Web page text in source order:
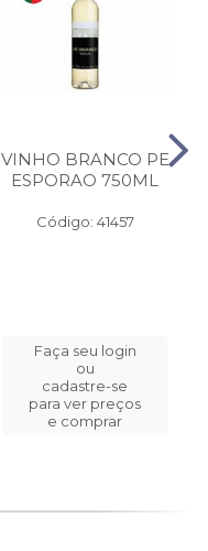
VINHO BRANCO PE
ESPORAO 750ML
Código: 41457
Faça seu login
ou
cadastre-se
para ver preços
e comprar